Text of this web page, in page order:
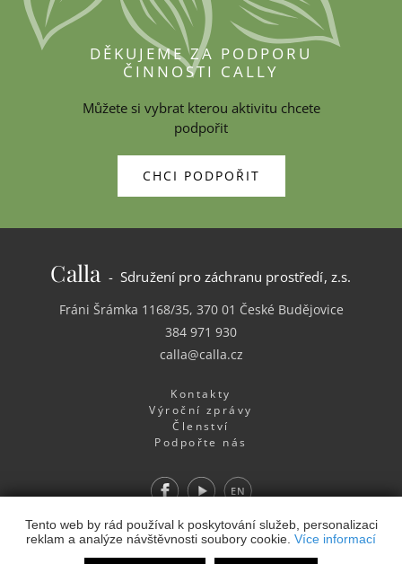
Tento web by rád používal k poskytování služeb, personalizaci
reklam a analýze návštěvnosti soubory cookie. Více informací
DĚKUJEME ZA PODPORU
ČINNOSTI CALLY
Můžete si vybrat kterou aktivitu chcete
podpořit
CHCI PODPOŘIT
Calla - Sdružení pro záchranu prostředí, z.s.
Fráni Šrámka 1168/35, 370 01 České Budějovice
384 971 930
calla@calla.cz
Kontakty
Výroční zprávy
Členství
Podpořte nás
FacebookYoutube EN
Webdesign& Webhosting&publikační systém Toolkit-
Studio